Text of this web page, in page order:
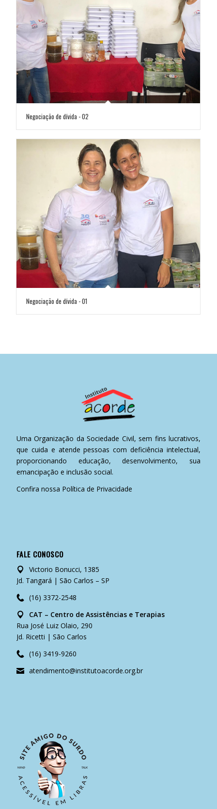
Negociação de dívida - 02
Negociação de dívida - 01
Uma Organização da Sociedade Civil, sem fins lucrativos,
que cuida e atende pessoas com deficiência intelectual,
proporcionando educação, desenvolvimento, sua
emancipação e inclusão social.
Confira nossa Política de Privacidade
FALE CONOSCO
Victorio Bonucci, 1385
Jd. Tangará | São Carlos – SP
(16) 3372-2548
CAT – Centro de Assistências e Terapias
Rua José Luiz Olaio, 290
Jd. Ricetti | São Carlos
(16) 3419-9260
atendimento@institutoacorde.org.br